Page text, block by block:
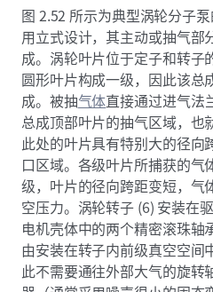
图 2.52 所示为典型涡轮分子
用立式设计，其主动或抽气部
成。涡轮叶片位于定子和转子
圆形叶片构成一级，因此该总
成。被抽气体直接通过进气法
总成顶部叶片的抽气区域，也
此处的叶片具有特别大的径向
口区域。各级叶片所捕获的气
级，叶片的径向跨距变短，气
空压力。涡轮转子 (6) 安装在
电机壳体中的两个精密滚珠轴
由安装在转子内前级真空空间
此不需要通往外部大气的旋转